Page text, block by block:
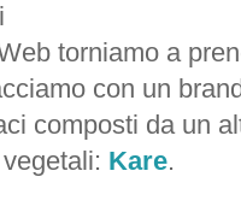
torniamo a
con un
composti da un
Kare.